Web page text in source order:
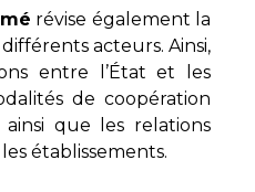
révise également la
acteurs. Ainsi,
entre l’État et les
de coopération
ainsi que les relations
établissements.